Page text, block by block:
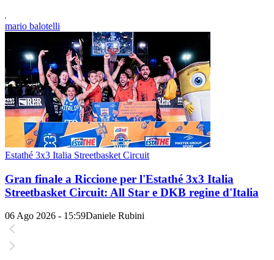
mario balotelli
Estathé 3x3 Italia Streetbasket Circuit
Gran finale a Riccione per l'Estathé 3x3 Italia
Streetbasket Circuit: All Star e DKB regine d'Italia
06 Ago 2026 - 15:59Daniele Rubini